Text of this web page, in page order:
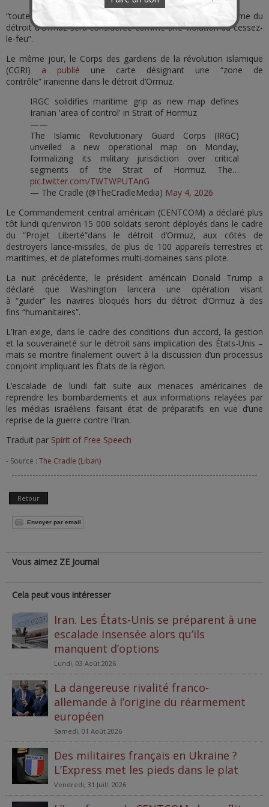
“toute ingérence américaine dans le nouveau régime maritime du
détroit d’Ormuz sera considérée comme une violation du cessez-
le-feu”.
Le même jour, le Corps des gardiens de la révolution islamique
(CGRI) a publié une carte désignant une “zone de
contrôle” iranienne dans le détroit d’Ormuz.
IRGC solidifies maritime grip as new map defines
Iranian 'area of control' in Strait of Hormuz
——
The Islamic Revolutionary Guard Corps (IRGC)
unveiled a new operational map on Monday,
formalizing its military jurisdiction over critical
segments of the Strait of Hormuz. The…
pic.twitter.com/TWTWPUTAnG
— The Cradle (@TheCradleMedia) May 4, 2026
Le Commandement central américain (CENTCOM) a déclaré plus
tôt lundi qu’environ 15 000 soldats seront déployés dans le cadre
du “Projet Liberté”dans le détroit d’Ormuz, aux côtés de
destroyers lance-missiles, de plus de 100 appareils terrestres et
maritimes, et de plateformes multi-domaines sans pilote.
La nuit précédente, le président américain Donald Trump a
déclaré que Washington lancera une opération visant
à “guider” les navires bloqués hors du détroit d’Ormuz à des
fins “humanitaires”.
L’Iran exige, dans le cadre des conditions d’un accord, la gestion
et la souveraineté sur le détroit sans implication des États-Unis –
mais se montre finalement ouvert à la discussion d’un processus
conjoint impliquant les États de la région.
L’escalade de lundi fait suite aux menaces américaines de
reprendre les bombardements et aux informations relayées par
les médias israéliens faisant état de préparatifs en vue d’une
reprise de la guerre contre l’Iran.
Traduit par Spirit of Free Speech
- Source : The Cradle (Liban)
Retour
Envoyer par email
Vous aimez ZE Journal
Cela peut vous intéresser
Iran. Les États-Unis se préparent à une
escalade insensée alors qu’ils
manquent d’options
Lundi, 03 Août 2026
La dangereuse rivalité franco-
allemande à l’origine du réarmement
européen
Samedi, 01 Août 2026
Des militaires français en Ukraine ?
L’Express met les pieds dans le plat
Vendredi, 31 Juill. 2026